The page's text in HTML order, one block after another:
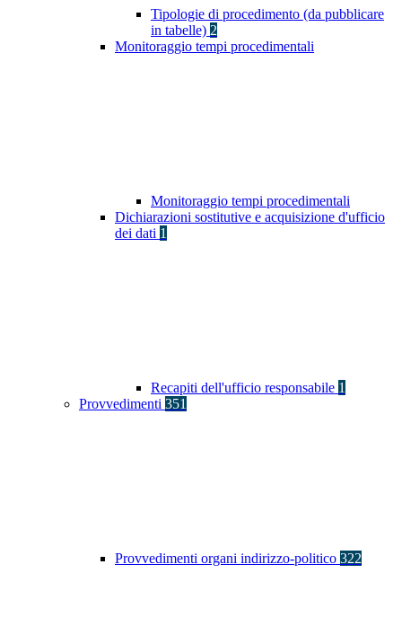
Tipologie di procedimento (da pubblicare
in tabelle) 2
Monitoraggio tempi procedimentali
Monitoraggio tempi procedimentali
Dichiarazioni sostitutive e acquisizione d'ufficio
dei dati 1
Recapiti dell'ufficio responsabile 1
Provvedimenti 351
Provvedimenti organi indirizzo-politico 322